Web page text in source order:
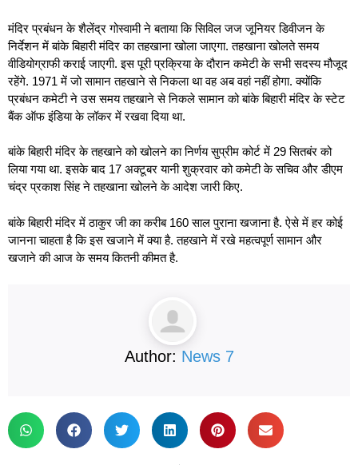
मंदिर प्रबंधन के शैलेंद्र गोस्वामी ने बताया कि सिविल जज जूनियर डिवीजन के
निर्देशन में बांके बिहारी मंदिर का तहखाना खोला जाएगा. तहखाना खोलते समय
वीडियोग्राफी कराई जाएगी. इस पूरी प्रक्रिया के दौरान कमेटी के सभी सदस्य मौजूद
रहेंगे. 1971 में जो सामान तहखाने से निकला था वह अब वहां नहीं होगा. क्योंकि
प्रबंधन कमेटी ने उस समय तहखाने से निकले सामान को बांके बिहारी मंदिर के स्टेट
बैंक ऑफ इंडिया के लॉकर में रखवा दिया था.
बांके बिहारी मंदिर के तहखाने को खोलने का निर्णय सुप्रीम कोर्ट में 29 सितबंर को
लिया गया था. इसके बाद 17 अक्टूबर यानी शुक्रवार को कमेटी के सचिव और डीएम
चंद्र प्रकाश सिंह ने तहखाना खोलने के आदेश जारी किए.
बांके बिहारी मंदिर में ठाकुर जी का करीब 160 साल पुराना खजाना है. ऐसे में हर कोई
जानना चाहता है कि इस खजाने में क्या है. तहखाने में रखे महत्वपूर्ण सामान और
खजाने की आज के समय कितनी कीमत है.
Author: News 7